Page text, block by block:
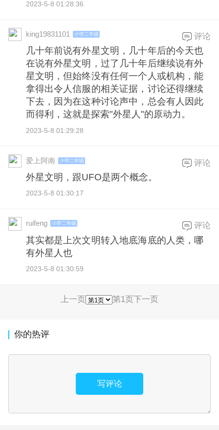
2023-5-8 01:28:36
king19831101 小学二年级
几十年前说有外星文明，几十年后的今天也
在说有外星文明，过了几十年后继续说有外
星文明，但始终没有任何一个人或机构，能
拿得出令人信服的相关证据，讨论还得继续
下去，因为在这种讨论声中，总会有人因此
而得利，这就是探索"外星人"的原动力。
2023-5-8 01:29:28
评论
爱上阿南 小学二年级
外星文明，跟UFO是两个概念。
2023-5-8 01:30:17
评论
ruifeng 小学二年级
其实都是上次文明转入地底海底的人类，哪
有外星人也
2023-5-8 01:30:59
评论
上一页 第1页下一页
你的热评
写评论